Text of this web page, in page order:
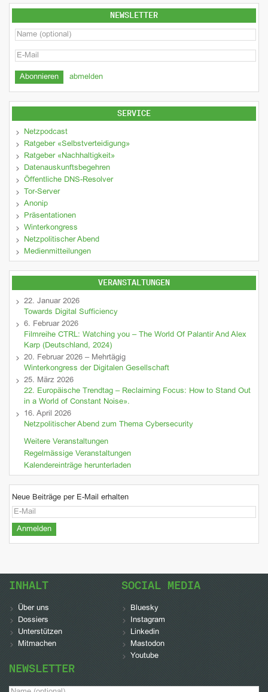
NEWSLETTER
abmelden
SERVICE
Netzpodcast
Ratgeber «Selbstverteidigung»
Ratgeber «Nachhaltigkeit»
Datenauskunftsbegehren
Öffentliche DNS-Resolver
Tor-Server
Anonip
Präsentationen
Winterkongress
Netzpolitischer Abend
Medienmitteilungen
VERANSTALTUNGEN
22. Januar 2026
Towards Digital Sufficiency
6. Februar 2026
Filmreihe CTRL: Watching you – The World Of Palantir And Alex
Karp (Deutschland, 2024)
20. Februar 2026 – Mehrtägig
Winterkongress der Digitalen Gesellschaft
25. März 2026
22. Europäische Trendtag – Reclaiming Focus: How to Stand Out
in a World of Constant Noise».
16. April 2026
Netzpolitischer Abend zum Thema Cybersecurity
Weitere Veranstaltungen
Regelmässige Veranstaltungen
Kalendereinträge herunterladen
Neue Beiträge per E-Mail erhalten
INHALT
Über uns
Dossiers
Unterstützen
Mitmachen
SOCIAL MEDIA
Bluesky
Instagram
Linkedin
Mastodon
Youtube
NEWSLETTER